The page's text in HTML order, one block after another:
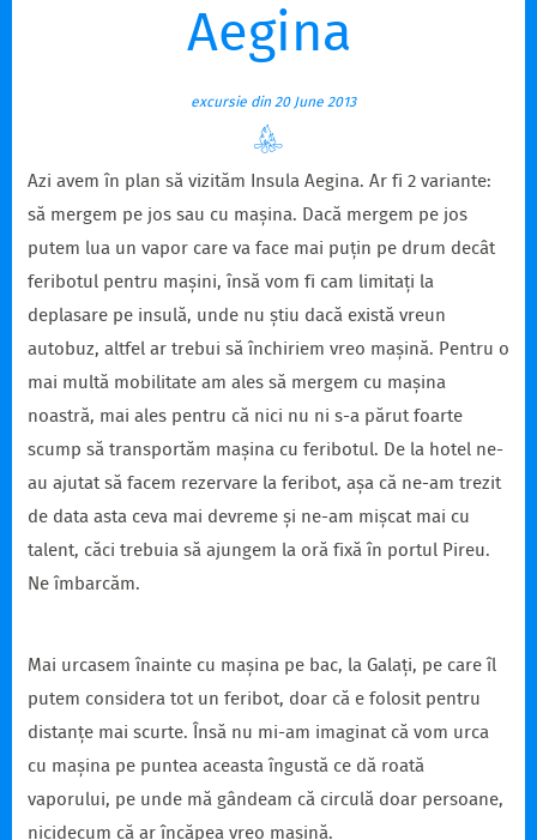
Aegina
excursie din 20 June 2013
Azi avem în plan să vizităm Insula Aegina. Ar fi 2 variante:
să mergem pe jos sau cu mașina. Dacă mergem pe jos
putem lua un vapor care va face mai puțin pe drum decât
feribotul pentru mașini, însă vom fi cam limitați la
deplasare pe insulă, unde nu știu dacă există vreun
autobuz, altfel ar trebui să închiriem vreo mașină. Pentru o
mai multă mobilitate am ales să mergem cu mașina
noastră, mai ales pentru că nici nu ni s-a părut foarte
scump să transportăm mașina cu feribotul. De la hotel ne-
au ajutat să facem rezervare la feribot, așa că ne-am trezit
de data asta ceva mai devreme și ne-am mișcat mai cu
talent, căci trebuia să ajungem la oră fixă în portul Pireu.
Ne îmbarcăm.
Mai urcasem înainte cu mașina pe bac, la Galați, pe care îl
putem considera tot un feribot, doar că e folosit pentru
distanțe mai scurte. Însă nu mi-am imaginat că vom urca
cu mașina pe puntea aceasta îngustă ce dă roată
vaporului, pe unde mă gândeam că circulă doar persoane,
nicidecum că ar încăpea vreo mașină.